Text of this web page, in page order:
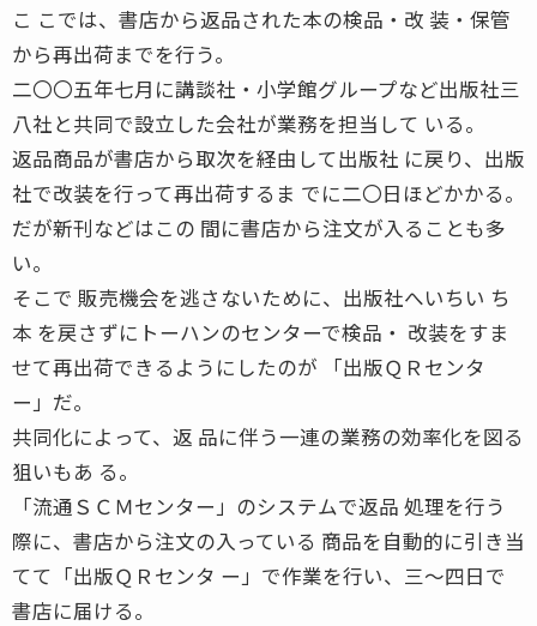
こ こでは、書店から返品された本の検品・改 装・保管
から再出荷までを行う。
二〇〇五年七月に講談社・小学館グループなど出版社三
八社と共同で設立した会社が業務を担当して いる。
返品商品が書店から取次を経由して出版社 に戻り、出版
社で改装を行って再出荷するま でに二〇日ほどかかる。
だが新刊などはこの 間に書店から注文が入ることも多
い。
そこで 販売機会を逃さないために、出版社へいちい ち
本 を戻さずにトーハンのセンターで検品・ 改装をすま
せて再出荷できるようにしたのが 「出版ＱＲセンタ
ー」だ。
共同化によって、返 品に伴う一連の業務の効率化を図る
狙いもあ る。
「流通ＳＣＭセンター」のシステムで返品 処理を行う
際に、書店から注文の入っている 商品を自動的に引き当
てて「出版ＱＲセンタ ー」で作業を行い、三〜四日で
書店に届ける。